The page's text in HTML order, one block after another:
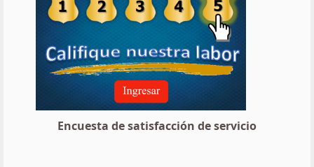
Encuesta de satisfacción de servicio